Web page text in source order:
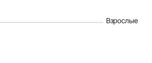
Взрослые